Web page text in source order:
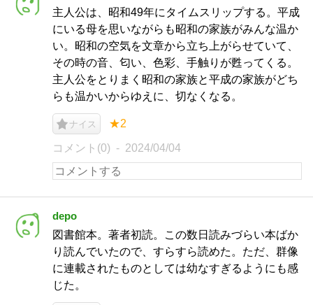
主人公は、昭和49年にタイムスリップする。平成
にいる母を思いながらも昭和の家族がみんな温か
い。昭和の空気を文章から立ち上がらせていて、
その時の音、匂い、色彩、手触りが甦ってくる。
主人公をとりまく昭和の家族と平成の家族がどち
らも温かいからゆえに、切なくなる。
ナイス ★2
コメント(0) 2024/04/04
depo
図書館本。著者初読。この数日読みづらい本ばか
り読んでいたので、すらすら読めた。ただ、群像
に連載されたものとしては幼なすぎるようにも感
じた。